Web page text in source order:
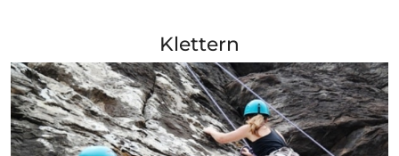
Klettern